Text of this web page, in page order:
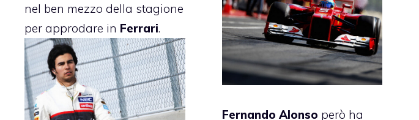
nel ben mezzo della stagione
per approdare in Ferrari.
Fernando Alonso però ha